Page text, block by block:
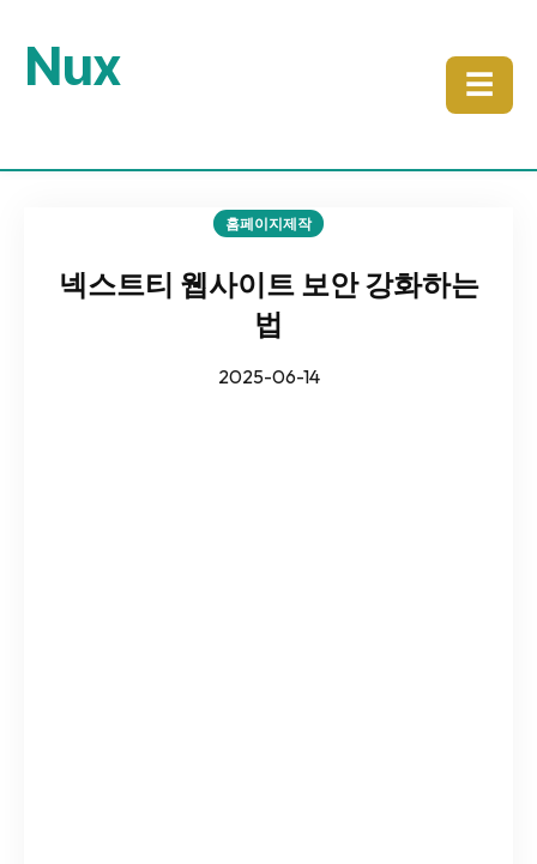
Nux ☰
홈페이지제작
넥스트티 웹사이트 보안 강화하는
법
2025-06-14